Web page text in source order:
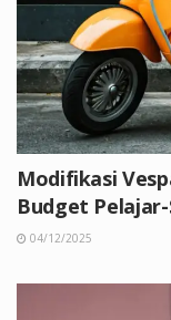
Modifikasi
Budget
04/12/2025